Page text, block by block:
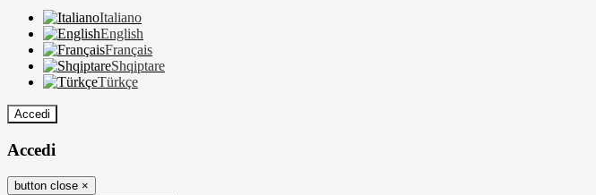
Italiano
English
Français
Shqiptare
Türkçe
Accedi
Accedi
button close ×